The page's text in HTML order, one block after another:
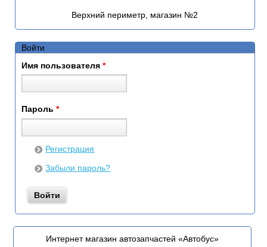
Верхний периметр, магазин №2
Войти
Имя пользователя *
Пароль *
Регистрация
Забыли пароль?
Интернет магазин автозапчастей «Автобус»